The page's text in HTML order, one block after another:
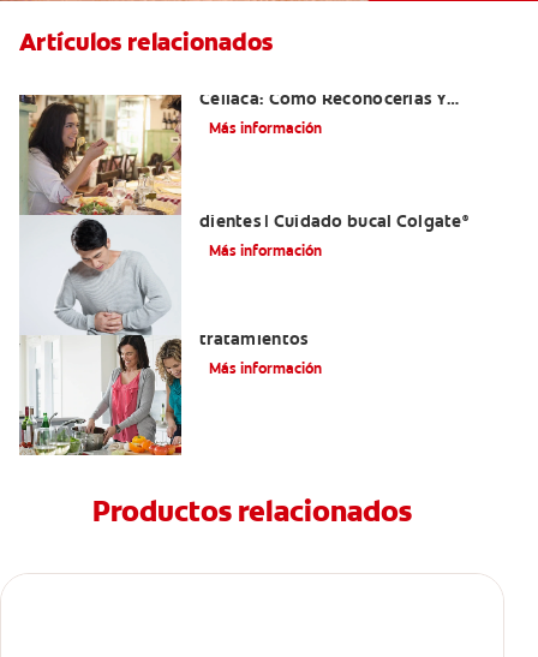
Artículos relacionados
Celíaca: Cómo Reconocerlas Y
Tratarlas
Más información
dientes | Cuidado bucal Colgate®
Más información
tratamientos
Más información
Productos relacionados